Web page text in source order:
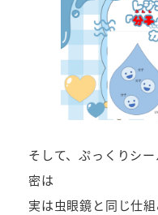
そして、ぷっくりシ
密は
実は虫眼鏡と同じ仕組